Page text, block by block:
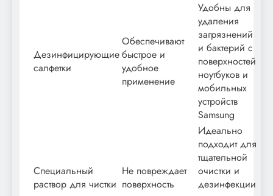
Дезинфицирующие
салфетки
Обеспечивают
быстрое и
удобное
применение
Удобны для
удаления
загрязнений
и бактерий с
поверхностей
ноутбуков и
мобильных
устройств
Samsung
Специальный
раствор для чистки
Не повреждает
поверхность
Идеально
подходит для
тщательной
очистки и
дезинфекции